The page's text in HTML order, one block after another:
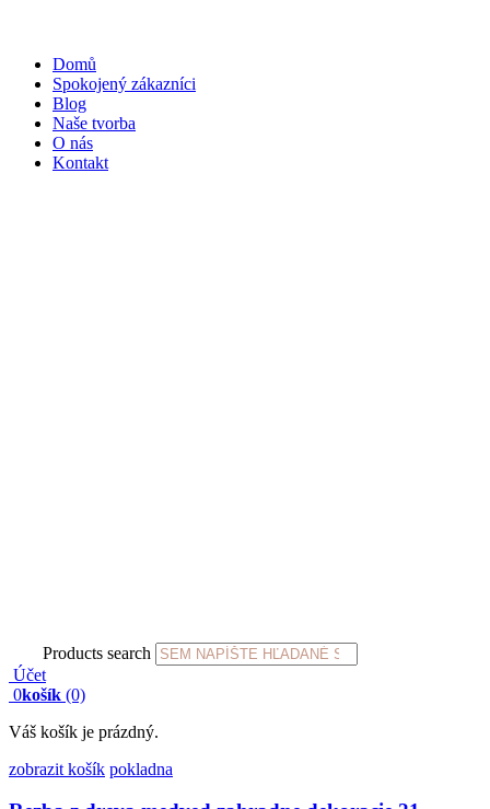
Domů
Spokojený zákazníci
Blog
Naše tvorba
O nás
Kontakt
Products search
Účet
0košík (0)
Váš košík je prázdný.
zobrazit košík pokladna